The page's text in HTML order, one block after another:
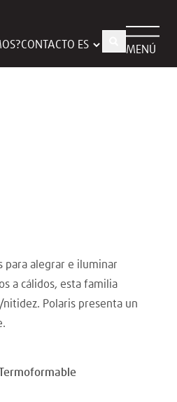
CONTACTO MENÚ
para alegrar e iluminar
a cálidos, esta familia
Polaris presenta un